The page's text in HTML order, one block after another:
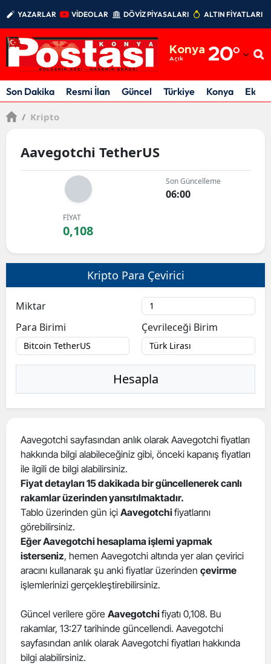
YAZARLAR VİDEOLAR DÖVİZ PİYASALARI ALTIN FİYATLARI
Konya
Açık 20°
Adıyaman
Afyonkarahisar
Antalya
Bitlis
Bolu
Bursa
Çankırı
Çorum
Denizli
Edirne
Erzurum
Son Dakika Resmi İlan Güncel Türkiye Konya
/ Kripto
Aavegotchi TetherUS
Son Güncelleme
06:00
FİYAT
0,108
Kripto Para Çevirici
Miktar
Para Birimi
Çevrileceği Birim
Hesapla
Aavegotchi sayfasından anlık olarak Aavegotchi fiyatları
hakkında bilgi alabileceğiniz gibi, önceki kapanış fiyatları
ile ilgili de bilgi alabilirsiniz.
Fiyat detayları 15 dakikada bir güncellenerek canlı
rakamlar üzerinden yansıtılmaktadır.
Tablo üzerinden gün içi Aavegotchifiyatlarını
görebilirsiniz.
Eğer Aavegotchi hesaplama işlemi yapmak
isterseniz, hemen Aavegotchi altında yer alan çevirici
aracını kullanarak şu anki fiyatlar üzerinden çevirme
işlemlerinizi gerçekleştirebilirsiniz.
Güncel verilere göre Aavegotchifiyatı 0,108. Bu
rakamlar, 13:27 tarihinde güncellendi. Aavegotchi
sayfasından anlık olarak Aavegotchi fiyatları hakkında
bilgi alabilirsiniz.